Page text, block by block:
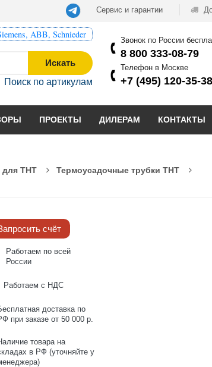
Сервис и гарантии
ABB, Schnieder
Искать
Поиск по артикулам
Звонок по России
8 800 333-08-79
Телефон в Москве
+7 (495) 120-35-38
ПРОЕКТЫ ДИЛЕРАМ КОНТАКТЫ
THT
Термоусадочные трубки THT
счёт
Работаем по всей
России
Работаем с НДС
доставка по
при заказе от 50 000 р.
товара на
в РФ (уточняйте у